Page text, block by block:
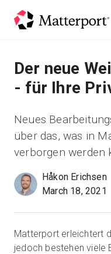
Lösungen
Produkte
Ressourcen
Was ist neu?
Kontakt
Der neue
- für Ihre
Neues
über das, was in
verborgen werden
Håkon Erichsen
March 18, 2021
Matterport erleichtert
jedoch bestehen viele